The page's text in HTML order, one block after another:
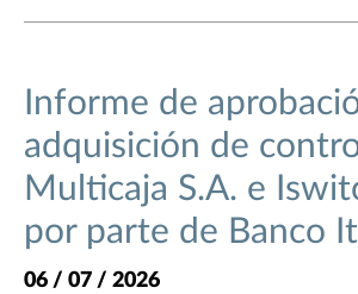
Informe de
adquisición de
Multicaja S.A. e
por parte de Banco
06 / 07 / 2026